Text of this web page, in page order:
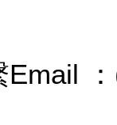
Email